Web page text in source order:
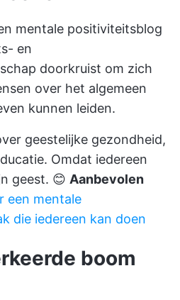
mentale positiviteitsblog
en
doorkruist om zich
over het algemeen
kunnen leiden.
geestelijke gezondheid,
Omdat iedereen
geest. 😊 Aanbevolen
een mentale
die iedereen kan doen
boom